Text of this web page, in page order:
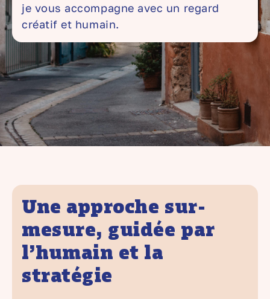
je vous accompagne avec un regard
créatif et humain.
Une approche sur-
mesure, guidée par
l’humain et la
stratégie